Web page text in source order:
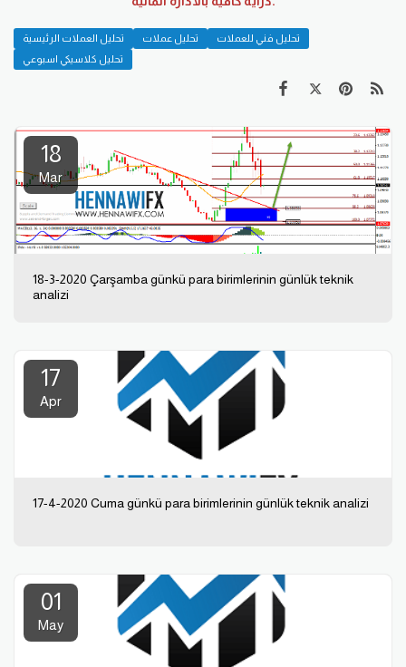
تحليل العملات الرئيسية تحليل عملات
تحليل فني للعملات
تحليل كلاسيكي اسبوعي
18
Mar
18-3-2020 Çarşamba günkü para birimlerinin günlük teknik
analizi
17
Apr
17-4-2020 Cuma günkü para birimlerinin günlük teknik analizi
01
May